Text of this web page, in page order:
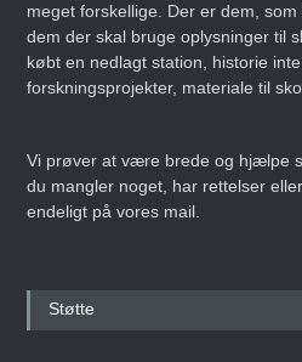
meget forskellige. Der er dem,
dem der skal bruge oplysninger til
købt en nedlagt station, historie
forskningsprojekter, materiale til
Vi prøver at være brede og hjælpe
du mangler noget, har rettelser
endeligt på vores mail.
Støtte